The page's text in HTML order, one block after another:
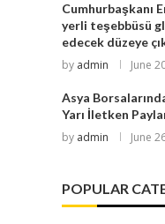
Cumhurbaşkanı
yerli teşebbüsü
edecek düzeye
by admin June
Asya
Yarı İletken
by admin June
POPULAR